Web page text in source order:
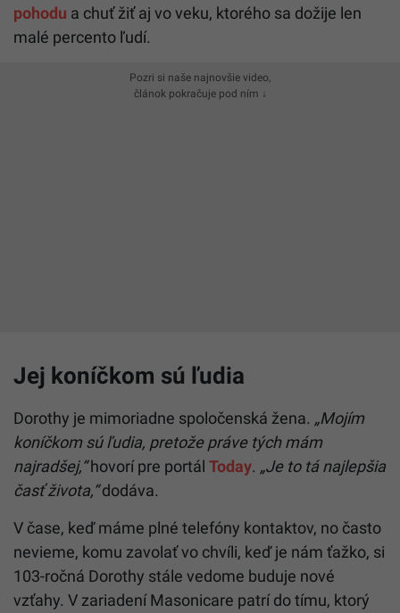
pohodu a chuť žiť aj vo veku, ktorého sa dožije len
malé percento ľudí.
Pozri si naše najnovšie video,
článok pokračuje pod ním ↓
Jej koníčkom sú ľudia
Dorothy je mimoriadne spoločenská žena. „Mojím
koníčkom sú ľudia, pretože práve tých mám
najradšej,“hovorí pre portál Today. „Je to tá najlepšia
časť života,“dodáva.
V čase, keď máme plné telefóny kontaktov, no často
nevieme, komu zavolať vo chvíli, keď je nám ťažko, si
103-ročná Dorothy stále vedome buduje nové
vzťahy. V zariadení Masonicare patrí do tímu, ktorý